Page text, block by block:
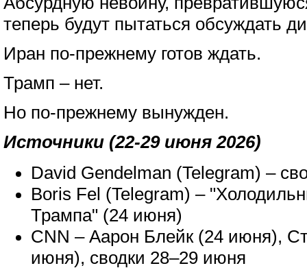
теперь будут пытаться обсуждать
Иран по-прежнему готов ждать.
Трамп – нет.
Но по-прежнему вынужден.
Источники (22-29 июня 2026)
David Gendelman (Telegram) –
Boris Fel (Telegram) –
Трампа" (24 июня)
CNN – Аарон Блейк (24 июня),
июня), сводки 28–29 июня